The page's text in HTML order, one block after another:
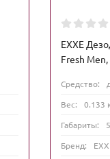
EXXE
Fresh
Средство:
Вес:
0.133
Габариты:
Бренд: